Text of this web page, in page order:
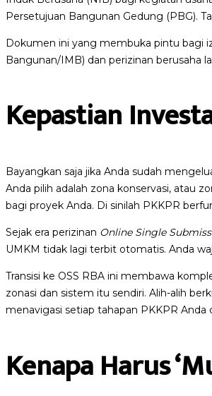
Persetujuan Bangunan Gedung (PBG).
Dokumen ini yang membuka pintu bagi
Bangunan/IMB) dan perizinan berusaha
Kepastian
Bayangkan saja jika Anda sudah
Anda pilih adalah zona konservasi, atau
bagi proyek Anda. Di sinilah PKKPR
Sejak era perizinan Online Single
UMKM tidak lagi terbit otomatis. Anda
Transisi ke OSS RBA ini membawa
zonasi dan sistem itu sendiri. Alih-alih
menavigasi setiap tahapan PKKPR
Kenapa Harus